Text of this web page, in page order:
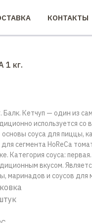
КОНТАКТЫ
1 кг.
Балк. Кетчуп — один из
используется
соуса для пиццы,
сегмента HoReCa
Категория соуса:
вкусом.
маринадов и соусов для